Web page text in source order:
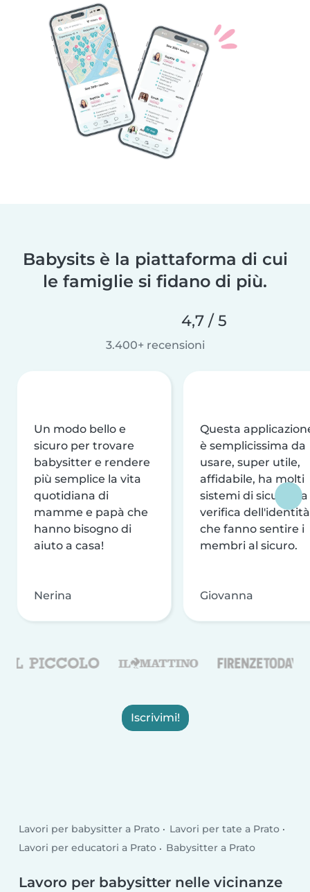
Babysits è la piattaforma di cui
le famiglie si fidano di più.
4,7 / 5
3.400+ recensioni
Un modo bello e
sicuro per trovare
babysitter e rendere
più semplice la vita
quotidiana di
mamme e papà che
hanno bisogno di
aiuto a casa!
Nerina
Questa
è semplicissima da
usare, super utile,
affidabile, ha molti
sistemi di sicurezza
verifica dell'identità
che fanno sentire i
membri al sicuro.
Giovanna
Iscrivimi!
Lavori per babysitter a Prato
Lavori per tate a Prato
Lavori per educatori a Prato
Babysitter a Prato
Lavoro per babysitter nelle vicinanze